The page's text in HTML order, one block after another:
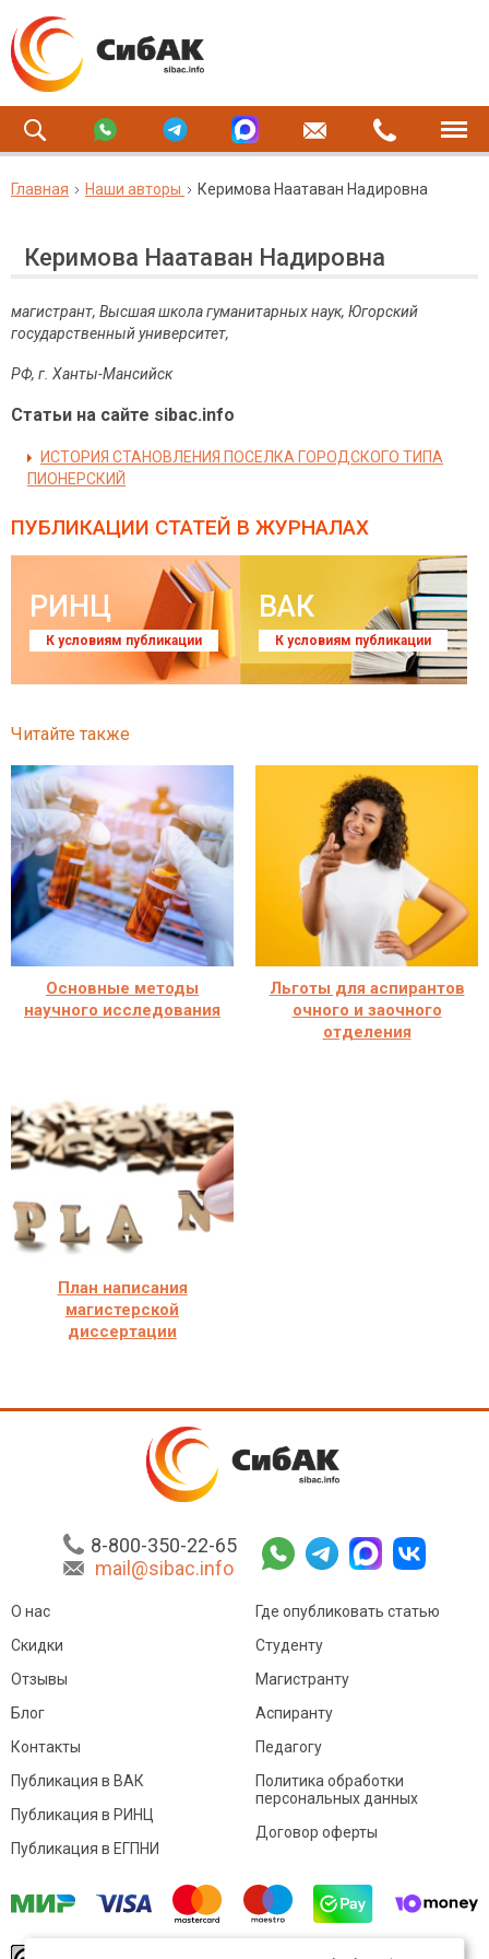
Главная Наши авторы Керимова Наатаван Надировна
Керимова Наатаван Надировна
магистрант, Высшая школа гуманитарных наук, Югорский
государственный университет,
РФ, г. Ханты-Мансийск
Статьи на сайте sibac.info
ИСТОРИЯ СТАНОВЛЕНИЯ ПОСЕЛКА ГОРОДСКОГО ТИПА
ПИОНЕРСКИЙ
ПУБЛИКАЦИИ СТАТЕЙ В ЖУРНАЛАХ
РИНЦ
К условиям публикации
ВАК
К условиям публикации
Читайте также
Основные методы
научного исследования
Льготы для аспирантов
очного и заочного
отделения
План написания
магистерской
диссертации
8-800-350-22-65
mail@sibac.info
О нас
Скидки
Отзывы
Блог
Контакты
Где опубликовать статью
Студенту
Магистранту
Аспиранту
Педагогу
Публикация в ВАК
Публикация в РИНЦ
Публикация в ЕГПНИ
Политика обработки
персональных данных
Договор оферты